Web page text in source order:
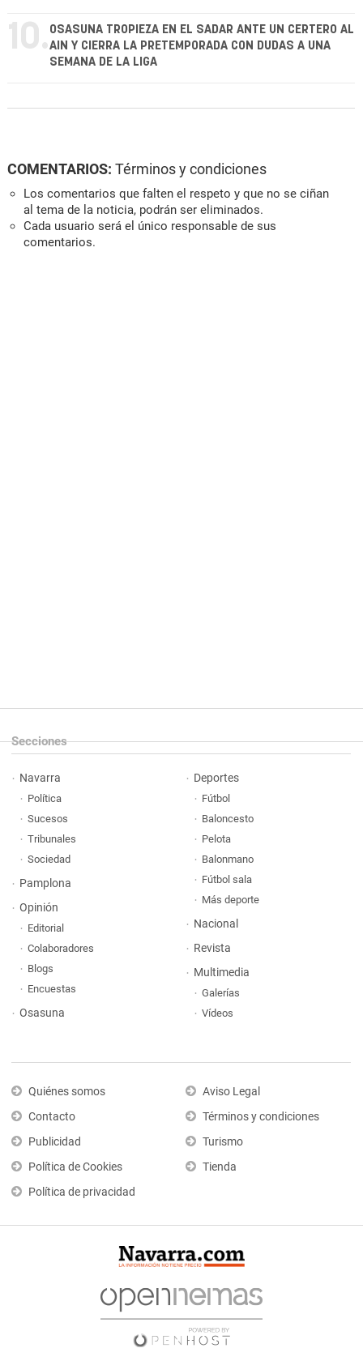
10. OSASUNA TROPIEZA EN EL SADAR ANTE UN CERTERO AL
AIN Y CIERRA LA PRETEMPORADA CON DUDAS A UNA
SEMANA DE LA LIGA
COMENTARIOS: Términos y condiciones
Los comentarios que falten el respeto y que no se ciñan
al tema de la noticia, podrán ser eliminados.
Cada usuario será el único responsable de sus
comentarios.
Secciones
Navarra
Política
Sucesos
Tribunales
Sociedad
Pamplona
Opinión
Editorial
Colaboradores
Blogs
Encuestas
Osasuna
Deportes
Fútbol
Baloncesto
Pelota
Balonmano
Fútbol sala
Más deporte
Nacional
Revista
Multimedia
Galerías
Vídeos
Quiénes somos
Contacto
Publicidad
Política de Cookies
Política de privacidad
Aviso Legal
Términos y condiciones
Turismo
Tienda